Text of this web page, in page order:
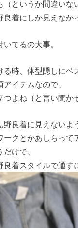
（というか間違いな
着にしか見えなか
てるの大事。
る時、体型隠しにベ
イテムなので、
つよね（と言い聞か
野良着に見えないよ
ークとかあしらって
けで、
着スタイルで通す